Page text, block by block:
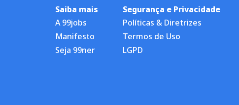
Saiba mais
A 99jobs
Manifesto
Seja 99ner
Segurança e Privacidade
Políticas & Diretrizes
Termos de Uso
LGPD